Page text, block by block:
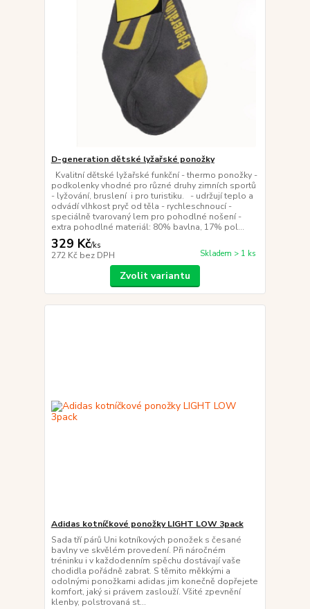
D-generation dětské lyžařské ponožky
Kvalitní dětské lyžařské funkční - thermo ponožky -
podkolenky vhodné pro různé druhy zimních sportů
- lyžování, bruslení i pro turistiku. - udržují teplo a
odvádí vlhkost pryč od těla - rychleschnoucí -
speciálně tvarovaný lem pro pohodlné nošení -
extra pohodlné materiál: 80% bavlna, 17% pol...
329 Kč/ks
272 Kč bez DPH Skladem > 1 ks
Zvolit variantu
Adidas kotníčkové ponožky LIGHT LOW 3pack
Sada tří párů Uni kotníkových ponožek s česané
bavlny ve skvělém provedení. Při náročném
tréninku i v každodenním spěchu dostávají vaše
chodidla pořádně zabrat. S těmito měkkými a
odolnými ponožkami adidas jim konečně dopřejete
komfort, jaký si právem zaslouží. Všité zpevnění
klenby, polstrovaná st...